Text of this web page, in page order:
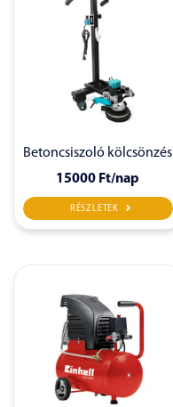
Betoncsiszoló kölcsönzés
15000 Ft/nap
RÉSZLETEK